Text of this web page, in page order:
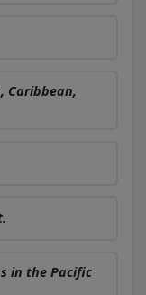
Caribbean,
in the Pacific